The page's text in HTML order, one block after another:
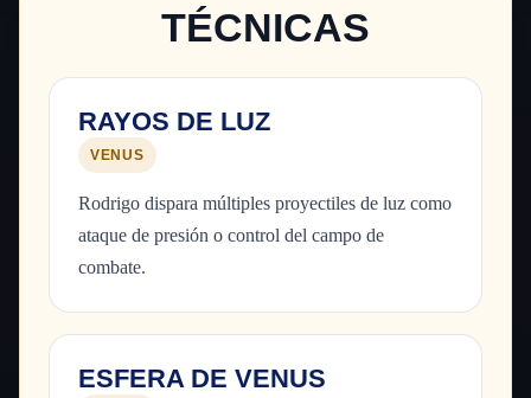
TÉCNICAS
RAYOS DE LUZ
VENUS
Rodrigo dispara múltiples proyectiles de luz como
ataque de presión o control del campo de
combate.
ESFERA DE VENUS